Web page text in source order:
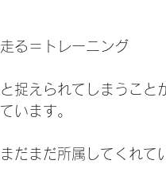
走る＝トレーニング
と捉えられてしまうこと
ています。
まだまだ所属してくれて